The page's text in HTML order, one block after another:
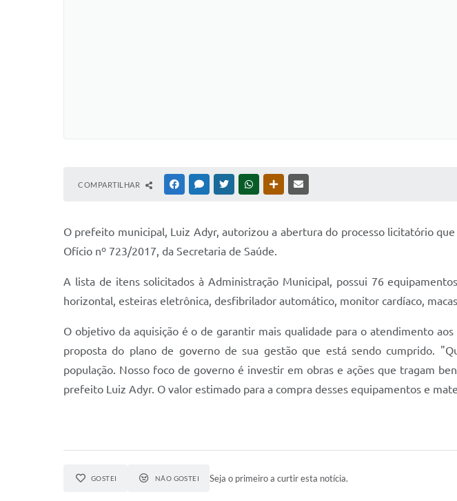
COMPARTILHAR FACEBOOKMESSENGER
TWITTERWHATSAPPOUTRAS MÍDIAS
O prefeito municipal, Luiz Adyr, autorizou a abertura do processo licitatório
Ofício nº 723/2017, da Secretaria de Saúde.
A lista de itens solicitados à Administração Municipal, possui 76
horizontal, esteiras eletrônica, desfibrilador automático, monitor cardíaco,
O objetivo da aquisição é o de garantir mais qualidade para o atendimento
proposta do plano de governo de sua gestão que está sendo cumprido.
população. Nosso foco de governo é investir em obras e ações que tragam
prefeito Luiz Adyr. O valor estimado para a compra desses equipamentos e
GOSTEI NÃO GOSTEI Seja o primeiro a curtir esta notícia.